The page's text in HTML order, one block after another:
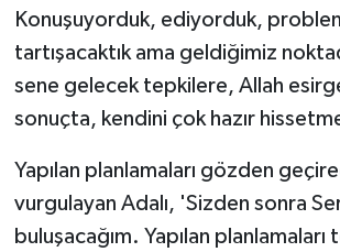
Konuşuyorduk, ediyorduk,
tartışacaktık ama geldiğimiz
sene gelecek tepkilere, Allah
sonuçta, kendini çok hazır
Yapılan planlamaları gözden
vurgulayan Adalı, 'Sizden sonra
buluşacağım. Yapılan planlamaları